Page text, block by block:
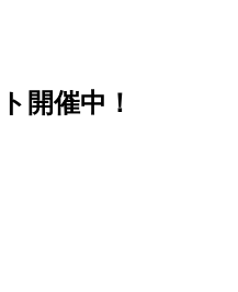
開催中！